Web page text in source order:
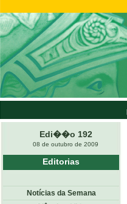
Edi��o 192
08 de outubro de 2009
Editorias
Notícias da Semana